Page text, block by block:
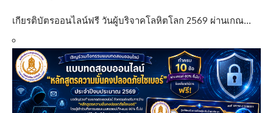
เกียรติบัตรออนไลน์ฟรี วันผู้บริจาคโลหิตโลก 2569 ผ่านเกณ…